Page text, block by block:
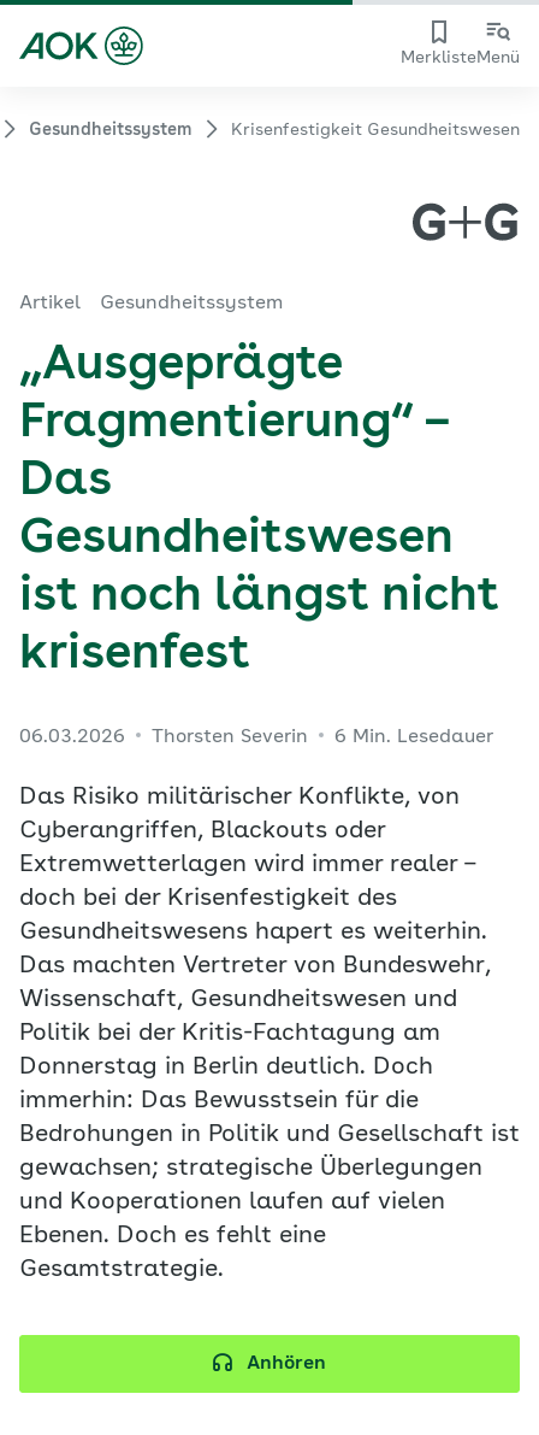
MerklisteMenü
Gesundheitssystem Krisenfestigkeit Gesundheitswesen
Artikel Gesundheitssystem
„Ausgeprägte
Fragmentierung“ –
Das
Gesundheitswesen
ist noch längst nicht
krisenfest
06.03.2026 Thorsten Severin 6 Min. Lesedauer
Das Risiko militärischer Konflikte, von
Cyberangriffen, Blackouts oder
Extremwetterlagen wird immer realer –
doch bei der Krisenfestigkeit des
Gesundheitswesens hapert es weiterhin.
Das machten Vertreter von Bundeswehr,
Wissenschaft, Gesundheitswesen und
Politik bei der Kritis-Fachtagung am
Donnerstag in Berlin deutlich. Doch
immerhin: Das Bewusstsein für die
Bedrohungen in Politik und Gesellschaft ist
gewachsen; strategische Überlegungen
und Kooperationen laufen auf vielen
Ebenen. Doch es fehlt eine
Gesamtstrategie.
Anhören